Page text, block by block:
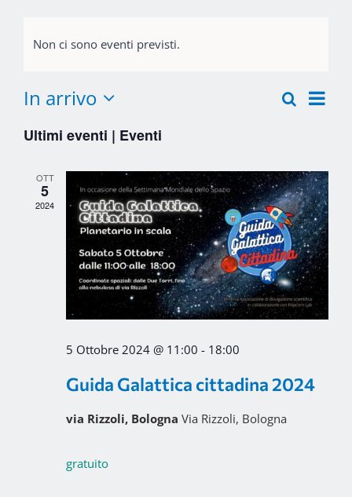
Non ci sono eventi previsti.
Eventi
e
viste
Cerca
Lista
In arrivo
la
Ultimi eventi | Eventi
OTT
5
2024
5 Ottobre 2024 @ 11:00 - 18:00
Guida Galattica cittadina 2024
via Rizzoli, Bologna Via Rizzoli, Bologna
gratuito